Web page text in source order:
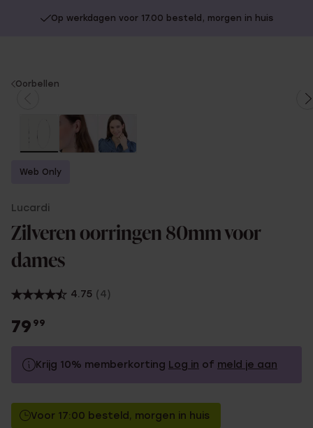
Op werkdagen voor 17.00 besteld, morgen in huis
You
Oorbellen
Web Only
Lucardi
Zilveren oorringen 80mm voor
dames
4.75 (4)
79 99
Krijg 10% memberkorting Log in of meld je aan
Zonder memberkorting
Met memberkorting
Voor 17:00 besteld, morgen in huis